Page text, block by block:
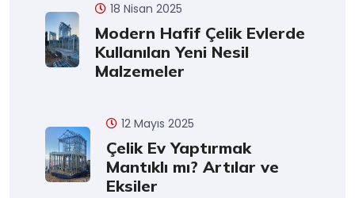
18 Nisan 2025
Modern Hafif Çelik Evlerde
Kullanılan Yeni Nesil
Malzemeler
12 Mayıs 2025
Çelik Ev Yaptırmak
Mantıklı mı? Artılar ve
Eksiler